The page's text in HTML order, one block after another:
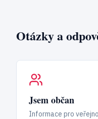
Otázky a
Jsem občan
Informace pro